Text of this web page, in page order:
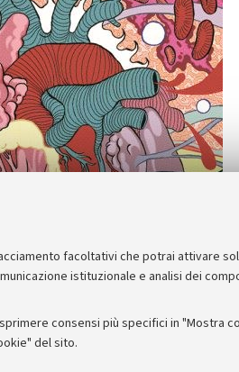
facoltativi che potrai attivare
istituzionale e analisi dei
consensi più specifici in "Mostra
del sito.